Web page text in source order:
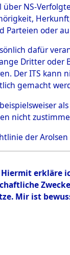
dem
über NS-
Parteien oder
dafür
Dritter
Der ITS
gemacht
nicht
der Arolsen
erkläre
Mir ist